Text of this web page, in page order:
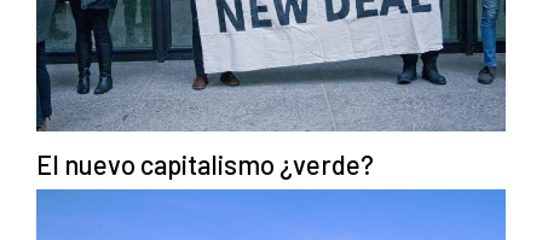
El nuevo capitalismo ¿verde?